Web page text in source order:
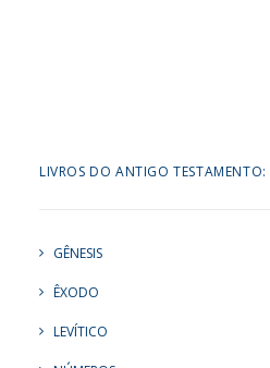
LIVROS DO ANTIGO TESTAMENTO:
GÊNESIS
ÊXODO
LEVÍTICO